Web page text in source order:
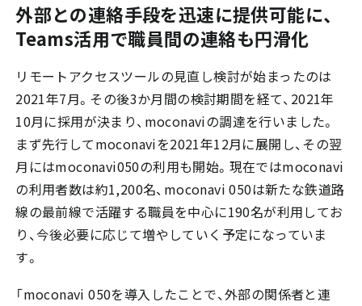
外部との連絡手段を迅速に提供可能に、
Teams活用で職員間の連絡も円滑化
リモートアクセスツールの見直し検討が始まったのは
2021年7月。その後3か月間の検討期間を経て、2021年
10月に採用が決まり、moconaviの調達を行いました。
まず先行してmoconaviを2021年12月に展開し、その翌
月にはmoconavi050の利用も開始。現在ではmoconavi
の利用者数は約1,200名、moconavi 050は新たな鉄道路
線の最前線で活躍する職員を中心に190名が利用してお
り、今後必要に応じて増やしていく予定になっていま
す。
「moconavi 050を導入したことで、外部の関係者と連